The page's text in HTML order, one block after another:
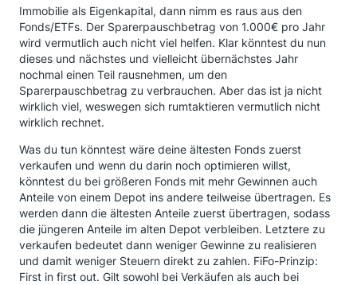
Immobilie als Eigenkapital, dann nimm es raus aus den
Fonds/ETFs. Der Sparerpauschbetrag von 1.000€ pro Jahr
wird vermutlich auch nicht viel helfen. Klar könntest du nun
dieses und nächstes und vielleicht übernächstes Jahr
nochmal einen Teil rausnehmen, um den
Sparerpauschbetrag zu verbrauchen. Aber das ist ja nicht
wirklich viel, weswegen sich rumtaktieren vermutlich nicht
wirklich rechnet.
Was du tun könntest wäre deine ältesten Fonds zuerst
verkaufen und wenn du darin noch optimieren willst,
könntest du bei größeren Fonds mit mehr Gewinnen auch
Anteile von einem Depot ins andere teilweise übertragen. Es
werden dann die ältesten Anteile zuerst übertragen, sodass
die jüngeren Anteile im alten Depot verbleiben. Letztere zu
verkaufen bedeutet dann weniger Gewinne zu realisieren
und damit weniger Steuern direkt zu zahlen. FiFo-Prinzip:
First in first out. Gilt sowohl bei Verkäufen als auch bei